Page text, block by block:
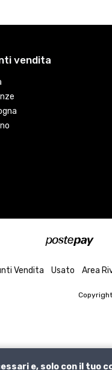
vendita
Vendita Usato Area
e, solo con il tuo